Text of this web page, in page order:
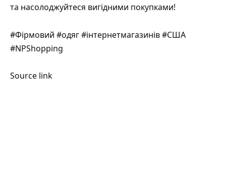
та насолоджуйтеся вигідними покупками!
#Фірмовий #одяг #інтернетмагазинів #США
#NPShopping
Source link